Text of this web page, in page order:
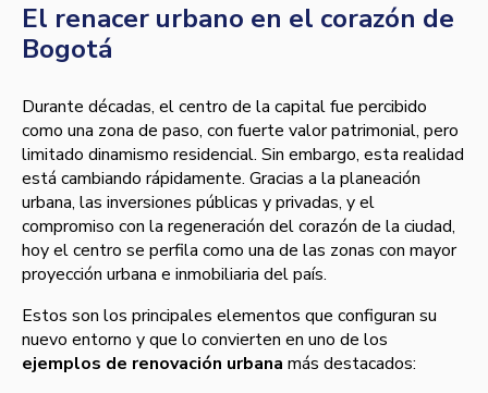
El renacer urbano en el corazón de
Bogotá
Durante décadas, el centro de la capital fue percibido
como una zona de paso, con fuerte valor patrimonial, pero
limitado dinamismo residencial. Sin embargo, esta realidad
está cambiando rápidamente. Gracias a la planeación
urbana, las inversiones públicas y privadas, y el
compromiso con la regeneración del corazón de la ciudad,
hoy el centro se perfila como una de las zonas con mayor
proyección urbana e inmobiliaria del país.
Estos son los principales elementos que configuran su
nuevo entorno y que lo convierten en uno de los
ejemplos de renovación urbana más destacados: